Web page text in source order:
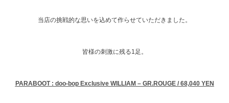
当店の挑戦的な思いを込めて作らせていただきました。
皆様の刺激に残る1足。
PARABOOT : doo-bop Exclusive WILLIAM – GR.ROUGE / 68,040 YEN